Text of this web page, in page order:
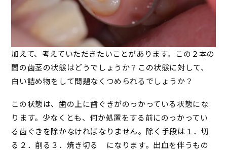
加えて、考えていただきたいことがあります。この２本の
間の歯茎の状態はどうでしょうか？この状態に対して、
白い詰め物をして問題なくつめられるでしょうか？
この状態は、歯の上に歯ぐきがのっかっている状態にな
ります。少なくとも、何か処置をする前にのっかってい
る歯ぐきを除かなければなりません。除く手段は１．切
る２．削る３．焼き切る になります。出血を伴うもの